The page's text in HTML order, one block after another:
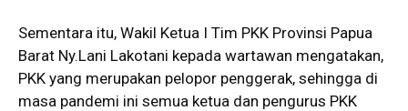
Sementara itu, Wakil Ketua I Tim PKK Provinsi Papua
Barat Ny.Lani Lakotani kepada wartawan mengatakan,
PKK yang merupakan pelopor penggerak, sehingga di
masa pandemi ini semua ketua dan pengurus PKK